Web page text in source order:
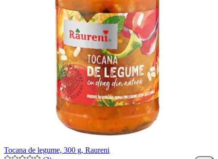
Tocana de legume, 300 g, Raureni